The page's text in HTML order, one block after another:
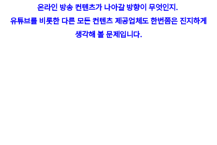
온라인 방송 컨텐츠가 나아갈 방향이 무엇인지.
유튜브를 비롯한 다른 모든 컨텐츠 제공업체도 한번쯤은 진지하게
생각해 볼 문제입니다.